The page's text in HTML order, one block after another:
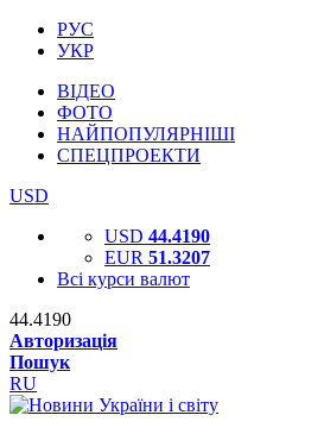
РУС
УКР
ВІДЕО
ФОТО
НАЙПОПУЛЯРНІШІ
СПЕЦПРОЕКТИ
USD
USD 44.4190
EUR 51.3207
Всі курси валют
44.4190
Авторизація
Пошук
RU